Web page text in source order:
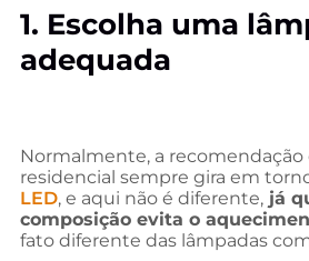
1. Escolha uma
adequada
Normalmente, a
residencial sempre gira em
LED, e aqui não é diferente, já
composição evita o
fato diferente das lâmpadas